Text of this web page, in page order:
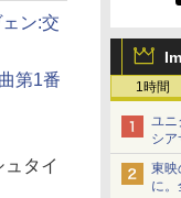
1時間
ユニ
シ
ショ
東映
に
ン:交
第1番
タイ